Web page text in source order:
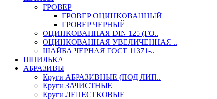
ГРОВЕР
ГРОВЕР ОЦИНКОВАННЫЙ
ГРОВЕР ЧЕРНЫЙ
ОЦИНКОВАННАЯ DIN 125 (ГО..
ОЦИНКОВАННАЯ УВЕЛИЧЕННАЯ ..
ШАЙБА ЧЕРНАЯ ГОСТ 11371-..
ШПИЛЬКА
АБРАЗИВЫ
Круги АБРАЗИВНЫЕ (ПОД ЛИП..
Круги ЗАЧИСТНЫЕ
Круги ЛЕПЕСТКОВЫЕ